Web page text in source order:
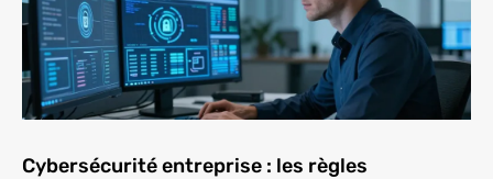
Cybersécurité entreprise : les règles